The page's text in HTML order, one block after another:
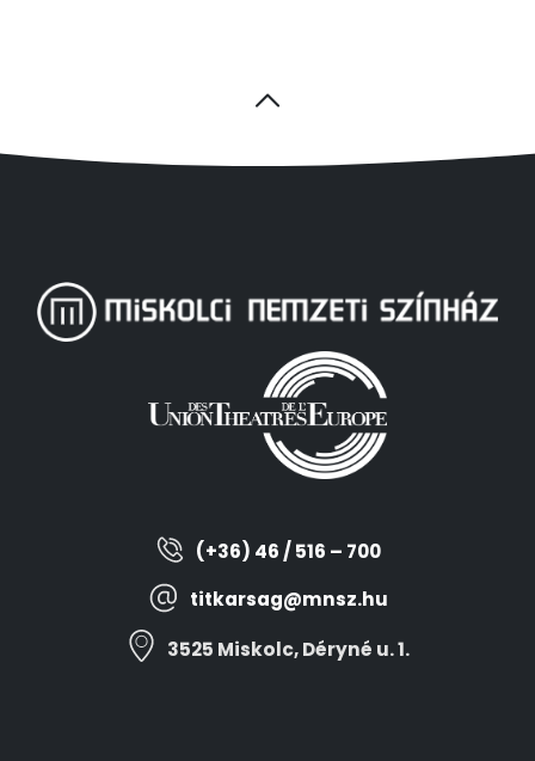
(+36) 46 / 516 – 700
titkarsag@mnsz.hu
3525 Miskolc, Déryné u. 1.